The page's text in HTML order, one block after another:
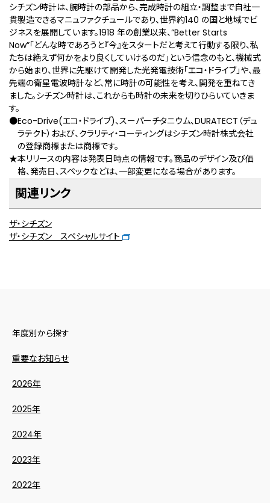
シチズン時計は、腕時計の部品から、完成時計の組立・調整まで自社一
貫製造できるマニュファクチュールであり、世界約140 の国と地域でビ
ジネスを展開しています。1918 年の創業以来、“Better Starts
Now”「どんな時であろうと『今』をスタートだと考えて行動する限り、私
たちは絶えず何かをより良くしていけるのだ」という信念のもと、機械式
から始まり、世界に先駆けて開発した光発電技術「エコ・ドライブ」や、最
先端の衛星電波時計など、常に時計の可能性を考え、開発を重ねてき
ました。シチズン時計は、これからも時計の未来を切りひらいていきま
す。
●Eco-Drive(エコ・ドライブ)、スーパーチタニウム、DURATECT（デュ
ラテクト）および、クラリティ・コーティングはシチズン時計株式会社
の登録商標または商標です。
★本リリースの内容は発表日時点の情報です。商品のデザイン及び価
格、発売日、スペックなどは、一部変更になる場合があります。
関連リンク
ザ・シチズン
ザ・シチズン スペシャルサイト
年度別から探す
重要なお知らせ
2026年
2025年
2024年
2023年
2022年